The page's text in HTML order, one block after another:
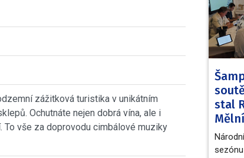
zážitková turistika v unikátním
Ochutnáte nejen dobrá vína, ale i
vše za doprovodu cimbálové muziky
stal